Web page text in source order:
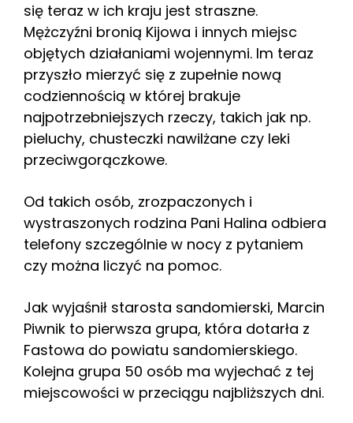
się teraz w ich kraju jest straszne.
Mężczyźni bronią Kijowa i innych miejsc
objętych działaniami wojennymi. Im teraz
przyszło mierzyć się z zupełnie nową
codziennością w której brakuje
najpotrzebniejszych rzeczy, takich jak np.
pieluchy, chusteczki nawilżane czy leki
przeciwgorączkowe.
Od takich osób, zrozpaczonych i
wystraszonych rodzina Pani Halina odbiera
telefony szczególnie w nocy z pytaniem
czy można liczyć na pomoc.
Jak wyjaśnił starosta sandomierski, Marcin
Piwnik to pierwsza grupa, która dotarła z
Fastowa do powiatu sandomierskiego.
Kolejna grupa 50 osób ma wyjechać z tej
miejscowości w przeciągu najbliższych dni.